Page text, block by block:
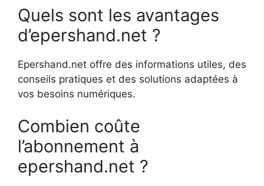
Quels sont les avantages
d’epershand.net ?
Epershand.net offre des informations utiles, des
conseils pratiques et des solutions adaptées à
vos besoins numériques.
Combien coûte
l’abonnement à
epershand.net ?